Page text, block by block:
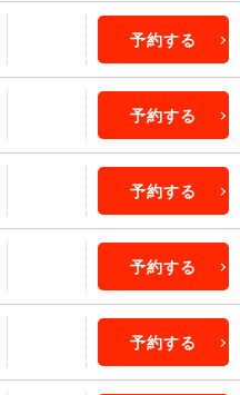
予約する
予約する
予約する
予約する
予約する